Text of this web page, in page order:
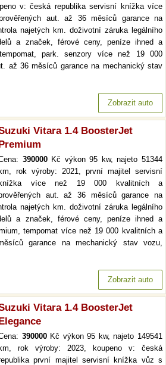
v: česká republika servisní knížka více
aut. až 36 měsíců garance na
najetých km. doživotní záruka legálního
a značek, férové ceny, peníze ihned a
park. senzory více než 19 000
až 36 měsíců garance na mechanický stav
Zobrazit auto
Vitara 1.4 BoosterJet
390000Kč výkon 95 kw, najeto 51344
km, rok výroby: 2021, první majitel servisní
knížka více než 19 000 kvalitních a
aut. až 36 měsíců garance na
najetých km. doživotní záruka legálního
a značek, férové ceny, peníze ihned a
tempomat více než 19 000 kvalitních a
garance na mechanický stav vozu,
Zobrazit auto
Vitara 1.4 BoosterJet
390000Kč výkon 95 kw, najeto 149541
km, rok výroby: 2023, koupeno v: česká
první majitel servisní knížka vůz s